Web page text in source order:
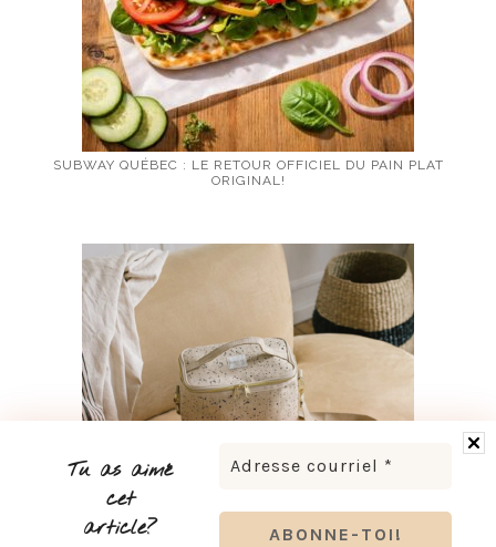
Tu as aimé
cet
article?
SUBWAY QUÉBEC : LE RETOUR OFFICIEL DU PAIN PLAT
ORIGINAL!